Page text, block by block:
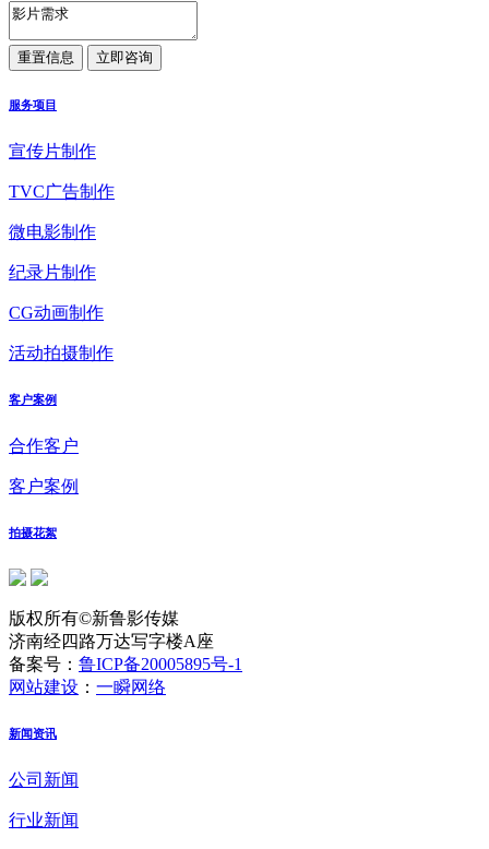
服务项目
宣传片制作
TVC广告制作
微电影制作
纪录片制作
CG动画制作
活动拍摄制作
客户案例
合作客户
客户案例
拍摄花絮
版权所有©新鲁影传媒
济南经四路万达写字楼A座
备案号： 鲁ICP备20005895号-1
网站建设 ： 一瞬网络
新闻资讯
公司新闻
行业新闻